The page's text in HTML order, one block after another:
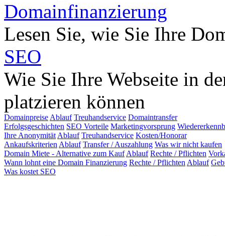
Domainfinanzierung
Lesen Sie, wie Sie Ihre
SEO
Wie Sie Ihre Webseite in
platzieren können
Domainpreise Ablauf Treuhandservice Domaintransfer
Erfolgsgeschichten SEO Vorteile Marketingvorsprung
Ihre Anonymität Ablauf Treuhandservice Kosten/Honorar
Ankaufskriterien Ablauf Transfer / Auszahlung Was wir nicht kaufen
Domain Miete - Alternative zum Kauf Ablauf Rechte / Pflichten
Wann lohnt eine Domain Finanzierung Rechte / Pflichten Ablauf
Was kostet SEO